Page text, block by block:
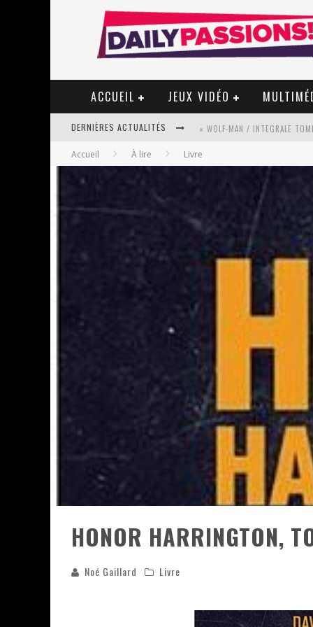
ACCUEIL JEUX VIDÉO
DERNIÈRES ACTUALITÉS « WOLF-MAN / INTEGRALE
« MON VILLAGE RÉVOLTÉ » -
STAR FOX
PSYRIVER 2026 : LA MAGIE
« MOFUSAND / PARLER
ASSASSIN'S CREED BLACK FLAG
« LE VENT DAND LES SAULES »
« DAMN THEM ALL » - UN DUO
YOSHI AND THE MYSTERIOUS
Accueil À lire Livre
HONOR HARRINGTON,
Noé Gaillard Livre